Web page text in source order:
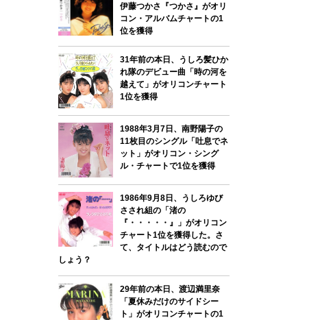
伊藤つかさ『つかさ』がオリ
コン・アルバムチャートの1
位を獲得
31年前の本日、うしろ髪ひか
れ隊のデビュー曲「時の河を
越えて」がオリコンチャート
1位を獲得
1988年3月7日、南野陽子の
11枚目のシングル「吐息でネ
ット」がオリコン・シング
ル・チャートで1位を獲得
1986年9月8日、うしろゆび
さされ組の「渚の
『・・・・・』」がオリコン
チャート1位を獲得した。さ
て、タイトルはどう読むので
しょう？
29年前の本日、渡辺満里奈
「夏休みだけのサイドシー
ト」がオリコンチャートの1